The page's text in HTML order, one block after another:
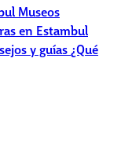
Museos
en Estambul
y guías¿Qué